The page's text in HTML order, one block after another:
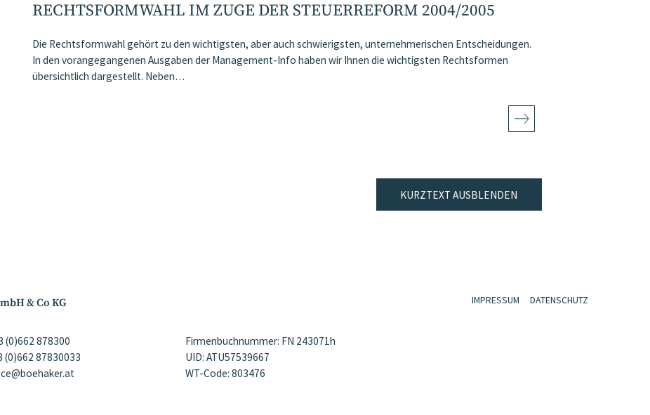
RECHTSFORMWAHL IM ZUGE DER STEUERREFORM 2004/2005
Die Rechtsformwahl gehört zu den wichtigsten, aber auch schwierigsten, unternehmerischen Entscheidungen.
In den vorangegangenen Ausgaben der Management-Info haben wir Ihnen die wichtigsten Rechtsformen
übersichtlich dargestellt. Neben…
KURZTEXT AUSBLENDEN
& Co KG
(0)662 878300
(0)662 87830033
Firmenbuchnummer: FN 243071h
UID: ATU57539667
WT-Code: 803476
IMPRESSUM DATENSCHUTZ